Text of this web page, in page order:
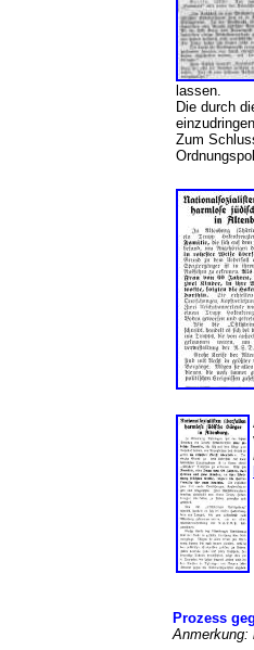
lassen.
Die durch
Zum
Prozess
Anmerkung: